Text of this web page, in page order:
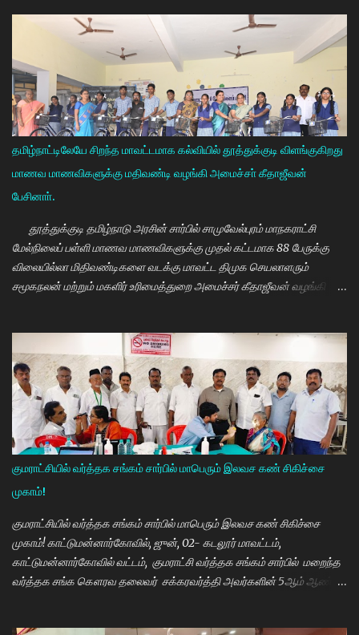
தமிழ்நாட்டிலேயே சிறந்த மாவட்டமாக கல்வியில் தூத்துக்குடி விளங்குகிறது
மாணவ மாணவிகளுக்கு மதிவண்டி வழங்கி அமைச்சா் கீதாஜீவன்
பேசினாா்.
தூத்துக்குடி தமிழ்நாடு அரசின் சார்பில் சாமுவேல்புரம் மாநகராட்சி
மேல்நிலைப் பள்ளி மாணவ மாணவிகளுக்கு முதல் கட்டமாக 88 பேருக்கு
விலையில்லா மிதிவண்டிகளை வடக்கு மாவட்ட திமுக செயலாளரும்
சமூகநலன் மற்றும் மகளிர் உரிமைத்துறை அமைச்சர் கீதாஜீவன் வழங்கி
கல்வியில் சிறந்து விளங்க வேண்டும் என்பதற்காக முதலமைச்சர்
மு.க.ஸ்டாலின் அதிக முயற்சி எடுத்து கல்வியும். மருத்துவமும் எனது இரு
கண்கள் என முதலமைச்சர் கூறி வருகிறார். எத்தனையோ
மாணவியர்களுக்கு கிடைக்காத வாய்ப்பு உங்களுக்கு கிடைத்திருக்கிறது.
முன்பு 8 ம் வகுப்பு அல்லது 10 ம் வகுப்பிலேயே மாணவியர்களின்
பள்ளிப்படிப்பை நிறுத்தும் நிலையை மாற்றி, பெண் குழந்தைகள் கல்லூரி
வரை படிக்க வேண்டும். அவர்களுக்கு உயர்கல்வி மிக அவசியம் என்பதில்
அதிக முயற்சி எடுத்து வருகிறார்கள். உயர்கல்வி படிக்கின்ற
மாணவியர்களுக்கு மாதந்தோறும் ரூ.1000 வழங்கும் புதுமைப்பெண்
திட்டத்தை செயல்படுத்தி வருகிறார். எதிர்கால தலைவர்களான மாணவர்க...
குமராட்சியில் வர்த்தக சங்கம் சார்பில் மாபெரும் இலவச கண் சிகிச்சை
முகாம்!
குமராட்சியில் வர்த்தக சங்கம் சார்பில் மாபெரும் இலவச கண் சிகிச்சை
முகாம்! காட்டுமன்னார்கோவில், ஜுன், 02- கடலூர் மாவட்டம்,
காட்டுமன்னார்கோவில் வட்டம், குமராட்சி வர்த்தக சங்கம் சார்பில் மறைந்த
வர்த்தக சங்க கௌரவ தலைவர் சக்கரவர்த்தி அவர்களின் 5ஆம் ஆண்டு